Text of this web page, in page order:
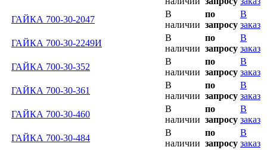
ГАЙКА 700-30-2047
В
наличии
по
запросу
В
заказ
ГАЙКА 700-30-2249И
В
наличии
по
запросу
В
заказ
ГАЙКА 700-30-352
В
наличии
по
запросу
В
заказ
ГАЙКА 700-30-361
В
наличии
по
запросу
В
заказ
ГАЙКА 700-30-460
В
наличии
по
запросу
В
заказ
ГАЙКА 700-30-484
В
наличии
по
запросу
В
заказ